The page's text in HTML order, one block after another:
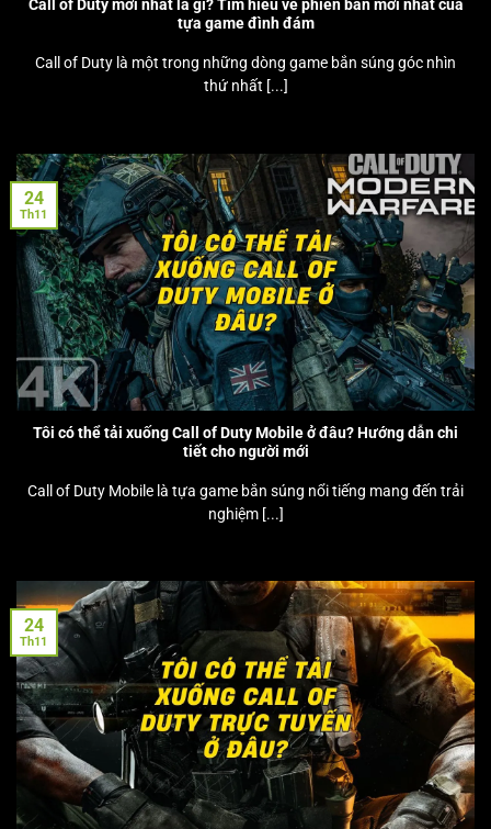
Call of Duty mới nhất là gì? Tìm hiểu về phiên bản mới nhất của
tựa game đình đám
Call of Duty là một trong những dòng game bắn súng góc nhìn
thứ nhất [...]
Tôi có thể tải xuống Call of Duty Mobile ở đâu? Hướng dẫn chi
tiết cho người mới
Call of Duty Mobile là tựa game bắn súng nổi tiếng mang đến trải
nghiệm [...]
24
Th11
24
Th11